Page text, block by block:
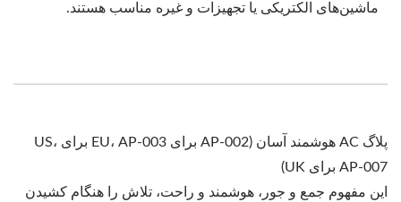
ماشین‌های الکتریکی یا تجهیزات و غیره مناسب هستند.
پلاگ AC هوشمند آسان (AP-002 برای EU، AP-003 برای US،
AP-007 برای UK)
این مفهوم جمع و جور، هوشمند و راحت، تلاش را هنگام کشیدن